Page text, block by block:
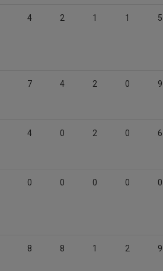
4 2 1 1 5
7 4 2 0 9
4 0 2 0 6
0 0 0 0 0
8 8 1 2 9